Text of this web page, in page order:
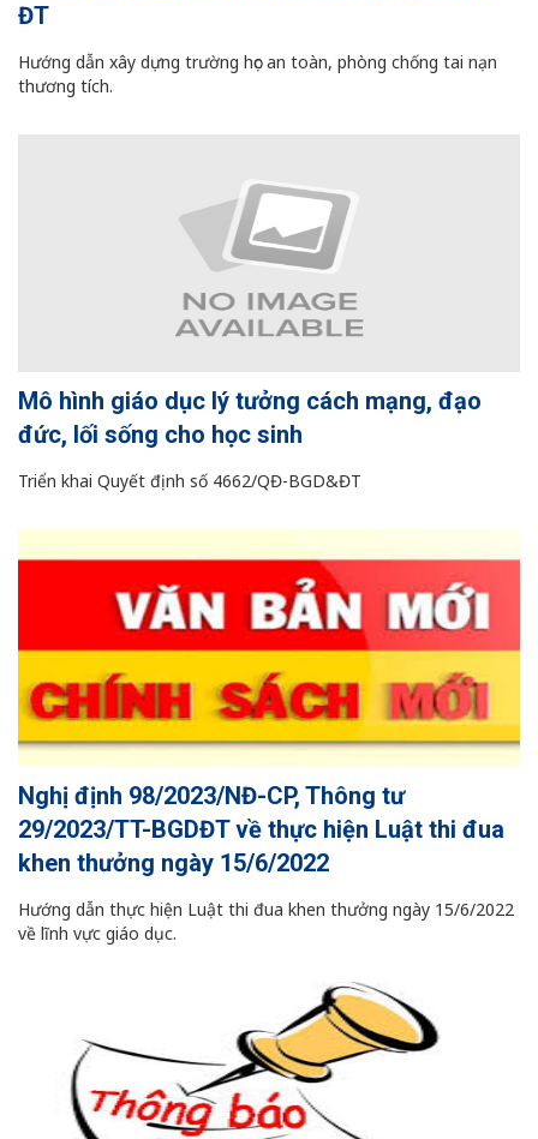
ĐT
Hướng dẫn xây dựng trường học an toàn, phòng chống tai nạn
thương tích.
Mô hình giáo dục lý tưởng cách mạng, đạo
đức, lối sống cho học sinh
Triển khai Quyết định số 4662/QĐ-BGD&ĐT
Nghị định 98/2023/NĐ-CP, Thông tư
29/2023/TT-BGDĐT về thực hiện Luật thi đua
khen thưởng ngày 15/6/2022
Hướng dẫn thực hiện Luật thi đua khen thưởng ngày 15/6/2022
về lĩnh vực giáo dục.